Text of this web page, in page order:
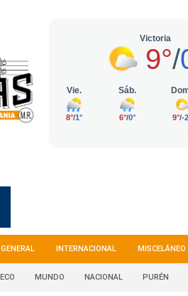
INTERNACIONAL MISCELÁNEO
MUNDO NACIONAL PURÉN